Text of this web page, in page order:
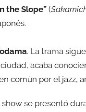
the Slope”(
. La trama
acaba
común por el jazz,
show se presentó